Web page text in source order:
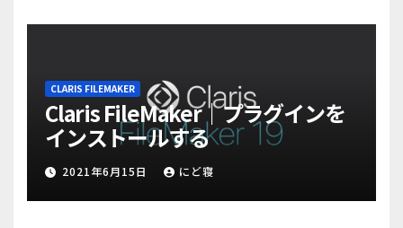
CLARIS FILEMAKER
Claris FileMaker｜プラグインを
インストールする
2021年6月15日 にど寝